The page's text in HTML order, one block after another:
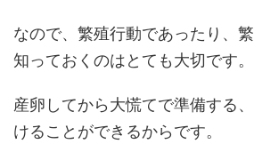
なので、繁殖行動であったり、
知っておくのはとても大切です。
産卵してから大慌てで準備する
けることができるからです。